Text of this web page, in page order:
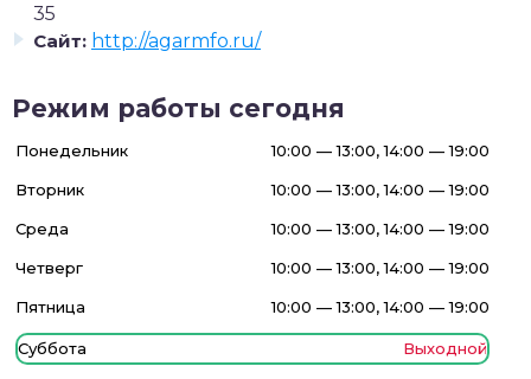
35
Сайт: http://agarmfo.ru/
Режим работы сегодня
Понедельник 10:00 — 13:00, 14:00 — 19:00
Вторник 10:00 — 13:00, 14:00 — 19:00
Среда 10:00 — 13:00, 14:00 — 19:00
Четверг 10:00 — 13:00, 14:00 — 19:00
Пятница 10:00 — 13:00, 14:00 — 19:00
Суббота Выходной